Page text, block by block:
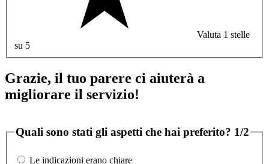
Valuta 1 stelle
su 5
Grazie, il tuo parere ci aiuterà a
migliorare il servizio!
Quali sono stati gli aspetti che hai preferito? 1/2
Le indicazioni erano chiare